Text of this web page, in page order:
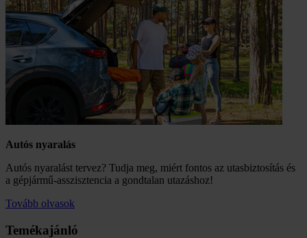
Autós nyaralás
​Autós nyaralást tervez? Tudja meg, miért fontos az utasbiztosítás és
a gépjármű-asszisztencia a gondtalan utazáshoz!
Tovább olvasok
Temékajánló